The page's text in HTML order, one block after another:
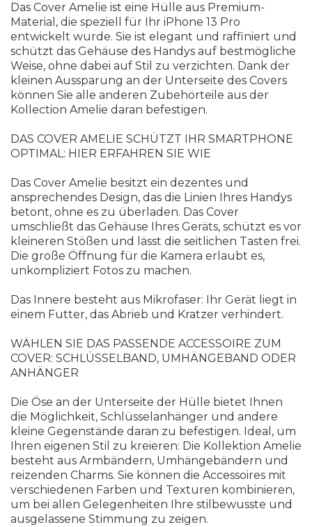
Das Cover Amelie ist eine Hülle aus Premium-
Material, die speziell für Ihr iPhone 13 Pro
entwickelt wurde. Sie ist elegant und raffiniert und
schützt das Gehäuse des Handys auf bestmögliche
Weise, ohne dabei auf Stil zu verzichten. Dank der
kleinen Aussparung an der Unterseite des Covers
können Sie alle anderen Zubehörteile aus der
Kollection Amelie daran befestigen.
DAS COVER AMELIE SCHÜTZT IHR SMARTPHONE
OPTIMAL: HIER ERFAHREN SIE WIE
Das Cover Amelie besitzt ein dezentes und
ansprechendes Design, das die Linien Ihres Handys
betont, ohne es zu überladen. Das Cover
umschließt das Gehäuse Ihres Geräts, schützt es vor
kleineren Stößen und lässt die seitlichen Tasten frei.
Die große Öffnung für die Kamera erlaubt es,
unkompliziert Fotos zu machen.
Das Innere besteht aus Mikrofaser: Ihr Gerät liegt in
einem Futter, das Abrieb und Kratzer verhindert.
WÄHLEN SIE DAS PASSENDE ACCESSOIRE ZUM
COVER: SCHLÜSSELBAND, UMHÄNGEBAND ODER
ANHÄNGER
Die Öse an der Unterseite der Hülle bietet Ihnen
die Möglichkeit, Schlüsselanhänger und andere
kleine Gegenstände daran zu befestigen. Ideal, um
Ihren eigenen Stil zu kreieren: Die Kollektion Amelie
besteht aus Armbändern, Umhängebändern und
reizenden Charms. Sie können die Accessoires mit
verschiedenen Farben und Texturen kombinieren,
um bei allen Gelegenheiten Ihre stilbewusste und
ausgelassene Stimmung zu zeigen.